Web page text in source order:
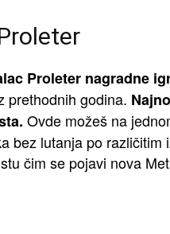
Proleter nagradne
prethodnih godina.
Ovde možeš na
bez lutanja po različitim
čim se pojavi nova